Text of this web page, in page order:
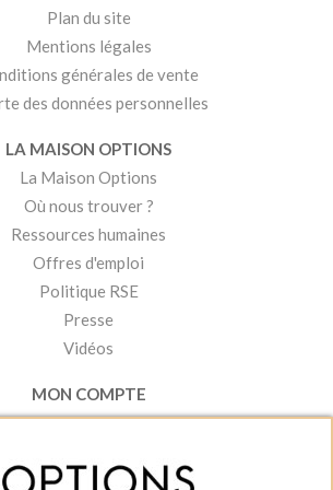
Plan du site
Mentions légales
générales de vente
des données personnelles
LA MAISON OPTIONS
La Maison Options
Où nous trouver ?
Ressources humaines
Offres d'emploi
Politique RSE
Presse
Vidéos
MON COMPTE
Accéder à mon compte
Créer un compte